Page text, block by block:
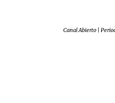
Canal Abierto |